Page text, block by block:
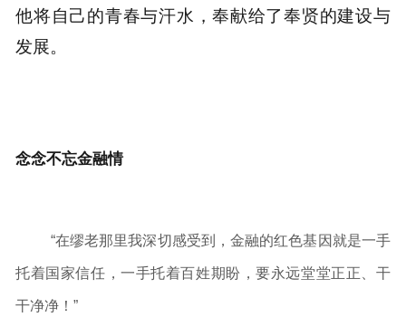
他将自己的青春与汗水，奉献给了奉贤的建设与
发展。
念念不忘金融情
“在缪老那里我深切感受到，金融的红色基因就是一手
托着国家信任，一手托着百姓期盼，要永远堂堂正正、干
干净净！”